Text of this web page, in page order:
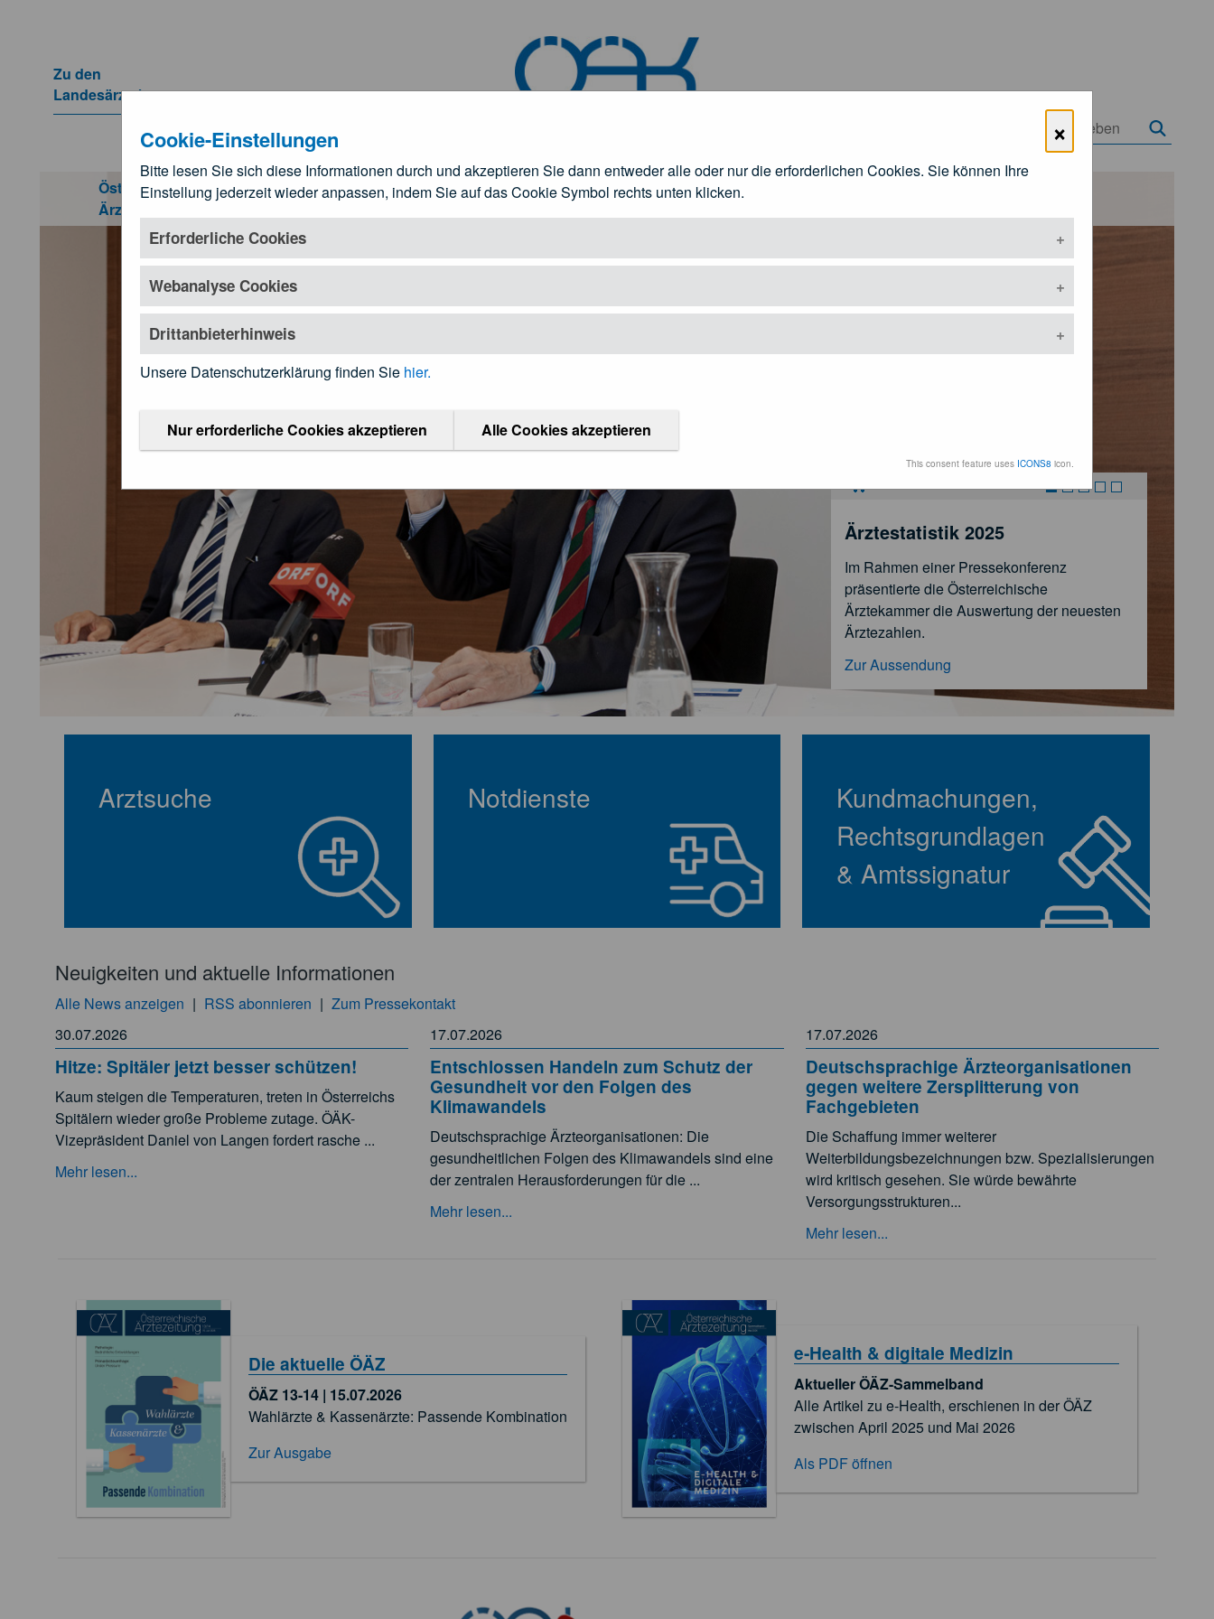
×
Cookie-Einstellungen
Bitte lesen Sie sich diese Informationen durch und akzeptieren Sie dann entweder alle oder nur die erforderlichen Cookies. Sie können Ihre
Einstellung jederzeit wieder anpassen, indem Sie auf das Cookie Symbol rechts unten klicken.
Erforderliche Cookies
Webanalyse Cookies
Drittanbieterhinweis
Unsere Datenschutzerklärung finden Sie hier.
Nur erforderliche Cookies akzeptieren Alle Cookies akzeptieren
This consent feature uses ICONS8 icon.
Zu den
Landesärztekammern
HomeÖsterreichische
Ärztekammer
Für Ärztinnen und Ärzte Patienteninformation
Stoppen
Ärztestatistik 2025
Im Rahmen einer Pressekonferenz
präsentierte die Österreichische
Ärztekammer die Auswertung der neuesten
Ärztezahlen.
Zur Aussendung
Arztsuche Notdienste
Kundmachungen,
Rechtsgrundlagen
& Amtssignatur
Neuigkeiten und aktuelle Informationen
Alle News anzeigen | RSS abonnieren | Zum Pressekontakt
30.07.2026
Hitze: Spitäler jetzt besser schützen!
Kaum steigen die Temperaturen, treten in Österreichs
Spitälern wieder große Probleme zutage. ÖÄK-
Vizepräsident Daniel von Langen fordert rasche ...
Mehr lesen...
17.07.2026
Entschlossen Handeln zum Schutz der
Gesundheit vor den Folgen des
Klimawandels
Deutschsprachige Ärzteorganisationen: Die
gesundheitlichen Folgen des Klimawandels sind eine
der zentralen Herausforderungen für die ...
Mehr lesen...
17.07.2026
Deutschsprachige Ärzteorganisationen
gegen weitere Zersplitterung von
Fachgebieten
Die Schaffung immer weiterer
Weiterbildungsbezeichnungen bzw. Spezialisierungen
wird kritisch gesehen. Sie würde bewährte
Versorgungsstrukturen...
Mehr lesen...
Die aktuelle ÖÄZ
ÖÄZ 13-14 | 15.07.2026
Wahlärzte & Kassenärzte: Passende Kombination
Zur Ausgabe
e‑Health & digitale Medizin
Aktueller ÖÄZ-Sammelband
Alle Artikel zu e‑Health, erschienen in der ÖÄZ
zwischen April 2025 und Mai 2026
Als PDF öffnen